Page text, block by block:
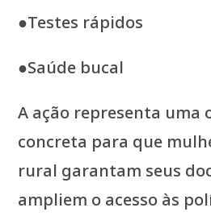
●Testes rápidos
●Saúde bucal
A ação representa
concreta para que
rural garantam seus
ampliem o acesso às